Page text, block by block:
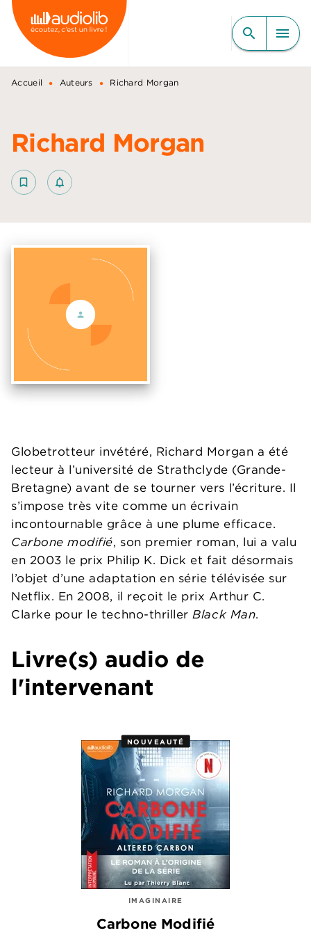
MENU RECHERCHE
CONTENU
PIED DE PAGE
search menu
Accueil • Auteurs • Richard Morgan
Richard Morgan
bookmark_border notifications_none_outlined
Globetrotteur invétéré, Richard Morgan a été
lecteur à l’université de Strathclyde (Grande-
Bretagne) avant de se tourner vers l’écriture. Il
s’impose très vite comme un écrivain
incontournable grâce à une plume efficace.
Carbone modifié, son premier roman, lui a valu
en 2003 le prix Philip K. Dick et fait désormais
l’objet d’une adaptation en série télévisée sur
Netflix. En 2008, il reçoit le prix Arthur C.
Clarke pour le techno-thrillerBlack Man.
Livre(s) audio de
l'intervenant
NOUVEAUTÉ
IMAGINAIRE
Carbone Modifié